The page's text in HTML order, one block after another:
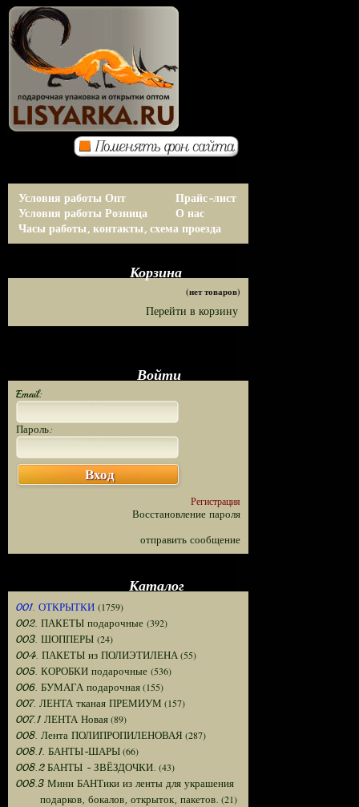
Условия работы Опт
Условия работы Розница
Прайс-лист
О нас
Часы работы, контакты, схема проезда
Корзина
(нет товаров)
Перейти в корзину
Войти
Email:
Пароль:
Вход
Регистрация
Восстановление пароля
отправить сообщение
Каталог
001. ОТКРЫТКИ (1759)
002. ПАКЕТЫ подарочные (392)
003. ШОППЕРЫ (24)
004. ПАКЕТЫ из ПОЛИЭТИЛЕНА(55)
005. КОРОБКИ подарочные (536)
006. БУМАГА подарочная(155)
007. ЛЕНТА тканая ПРЕМИУМ (157)
007.1 ЛЕНТА Новая(89)
008. Лента ПОЛИПРОПИЛЕНОВАЯ (287)
008.1. БАНТЫ-ШАРЫ(66)
008.2 БАНТЫ - ЗВЁЗДОЧКИ. (43)
008.3 Мини БАНТики из ленты для украшения
подарков, бокалов, открыток, пакетов. (21)